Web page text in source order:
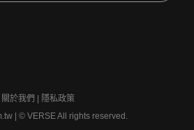
關於我們
隱私政策
© VERSE All rights reserved.